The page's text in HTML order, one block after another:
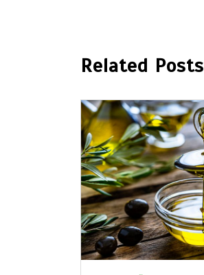
Related Posts